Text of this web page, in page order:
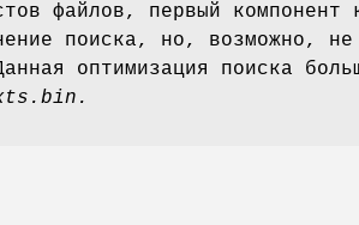
файлов, первый компонент
поиска, но, возможно,
оптимизация поиска